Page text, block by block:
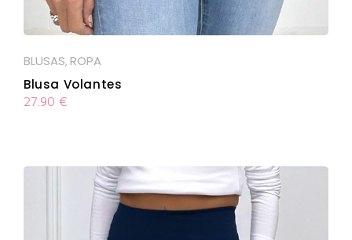
BLUSAS, ROPA
Blusa Volantes
27.90 €